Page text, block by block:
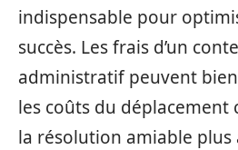
indispensable pour
succès. Les frais d’un
administratif peuvent
les coûts du
la résolution amiable plus